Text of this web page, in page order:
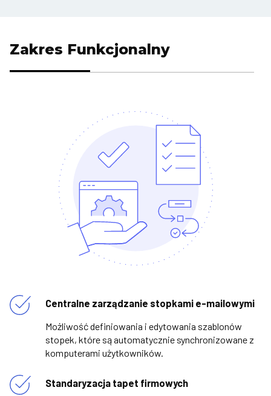
Zakres Funkcjonalny
Centralne zarządzanie stopkami e-mailowymi
Możliwość definiowania i edytowania szablonów
stopek, które są automatycznie synchronizowane z
komputerami użytkowników.
Standaryzacja tapet firmowych